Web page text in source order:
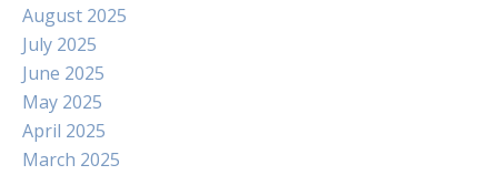
August 2025
July 2025
June 2025
May 2025
April 2025
March 2025